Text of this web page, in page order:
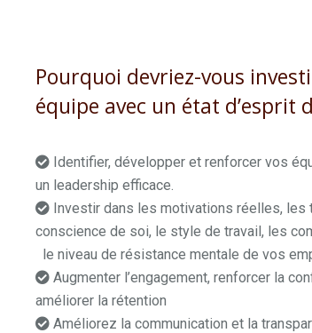
Pourquoi devriez-vous
équipe avec un état d’esprit
Identifier, développer et renforcer vos
un leadership efficace.
Investir dans les motivations réelles, les
conscience de soi, le style de travail, les
le niveau de résistance mentale de vos
Augmenter l’engagement, renforcer la
améliorer la rétention
Améliorez la communication et la